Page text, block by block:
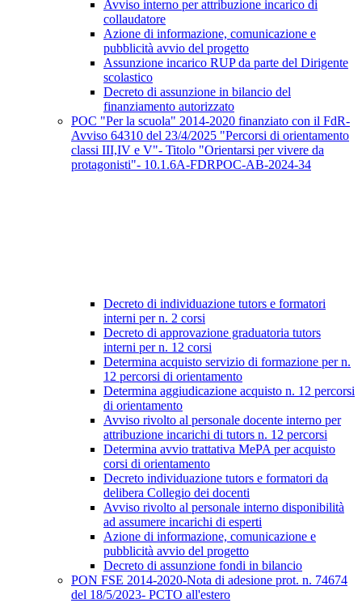
Avviso interno per attribuzione incarico di
collaudatore
Azione di informazione, comunicazione e
pubblicità avvio del progetto
Assunzione incarico RUP da parte del Dirigente
scolastico
Decreto di assunzione in bilancio del
finanziamento autorizzato
POC "Per la scuola" 2014-2020 finanziato con il FdR-
Avviso 64310 del 23/4/2025 "Percorsi di orientamento
classi III,IV e V"- Titolo "Orientarsi per vivere da
protagonisti"- 10.1.6A-FDRPOC-AB-2024-34
Decreto di individuazione tutors e formatori
interni per n. 2 corsi
Decreto di approvazione graduatoria tutors
interni per n. 12 corsi
Determina acquisto servizio di formazione per n.
12 percorsi di orientamento
Determina aggiudicazione acquisto n. 12 percorsi
di orientamento
Avviso rivolto al personale docente interno per
attribuzione incarichi di tutors n. 12 percorsi
Determina avvio trattativa MePA per acquisto
corsi di orientamento
Decreto individuazione tutors e formatori da
delibera Collegio dei docenti
Avviso rivolto al personale interno disponibilità
ad assumere incarichi di esperti
Azione di informazione, comunicazione e
pubblicità avvio del progetto
Decreto di assunzione fondi in bilancio
PON FSE 2014-2020-Nota di adesione prot. n. 74674
del 18/5/2023- PCTO all'estero